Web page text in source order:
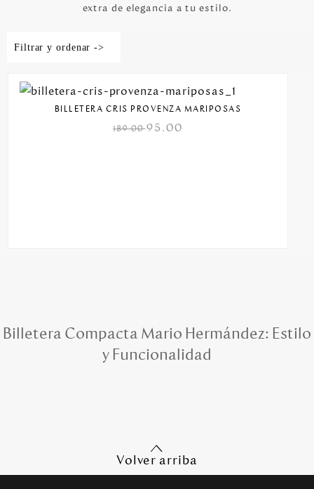
extra de elegancia a tu estilo.
Filtrar y ordenar ->
BILLETERA CRIS PROVENZA MARIPOSAS
189.0095.00
Billetera Compacta Mario Hermández: Estilo
y Funcionalidad
Volver arriba